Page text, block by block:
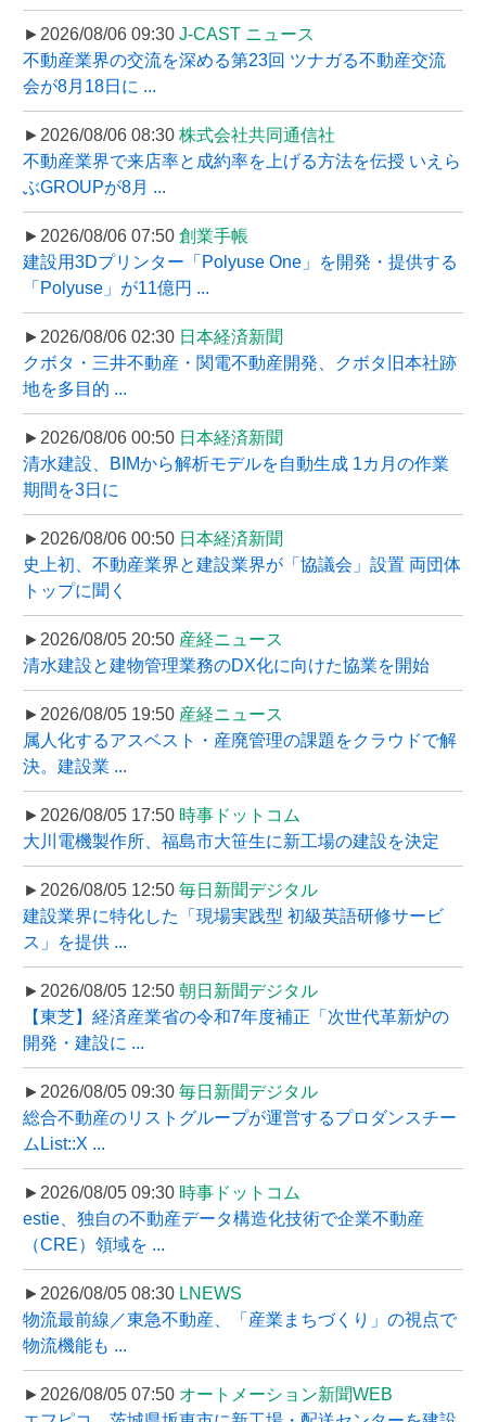
►2026/08/06 09:30 J-CAST ニュース
不動産業界の交流を深める第23回 ツナガる不動産交流
会が8月18日に ...
►2026/08/06 08:30 株式会社共同通信社
不動産業界で来店率と成約率を上げる方法を伝授 いえら
ぶGROUPが8月 ...
►2026/08/06 07:50 創業手帳
建設用3Dプリンター「Polyuse One」を開発・提供する
「Polyuse」が11億円 ...
►2026/08/06 02:30 日本経済新聞
クボタ・三井不動産・関電不動産開発、クボタ旧本社跡
地を多目的 ...
►2026/08/06 00:50 日本経済新聞
清水建設、BIMから解析モデルを自動生成 1カ月の作業
期間を3日に
►2026/08/06 00:50 日本経済新聞
史上初、不動産業界と建設業界が「協議会」設置 両団体
トップに聞く
►2026/08/05 20:50 産経ニュース
清水建設と建物管理業務のDX化に向けた協業を開始
►2026/08/05 19:50 産経ニュース
属人化するアスベスト・産廃管理の課題をクラウドで解
決。建設業 ...
►2026/08/05 17:50 時事ドットコム
大川電機製作所、福島市大笹生に新工場の建設を決定
►2026/08/05 12:50 毎日新聞デジタル
建設業界に特化した「現場実践型 初級英語研修サービ
ス」を提供 ...
►2026/08/05 12:50 朝日新聞デジタル
【東芝】経済産業省の令和7年度補正「次世代革新炉の
開発・建設に ...
►2026/08/05 09:30 毎日新聞デジタル
総合不動産のリストグループが運営するプロダンスチー
ムList::X ...
►2026/08/05 09:30 時事ドットコム
estie、独自の不動産データ構造化技術で企業不動産
（CRE）領域を ...
►2026/08/05 08:30 LNEWS
物流最前線／東急不動産、「産業まちづくり」の視点で
物流機能も ...
►2026/08/05 07:50 オートメーション新聞WEB